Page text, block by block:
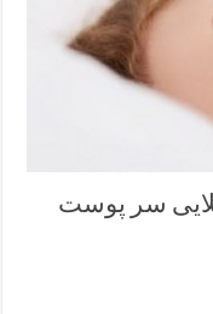
سر پوست